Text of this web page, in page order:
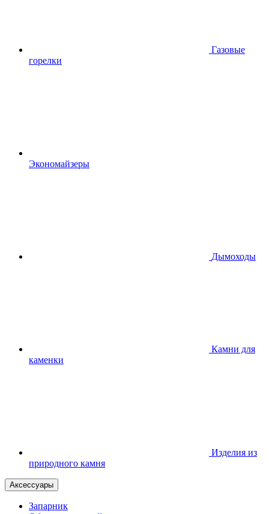
Газовые
горелки
Экономайзеры
Дымоходы
Камни для
каменки
Изделия из
природного камня
Аксессуары
Запарник